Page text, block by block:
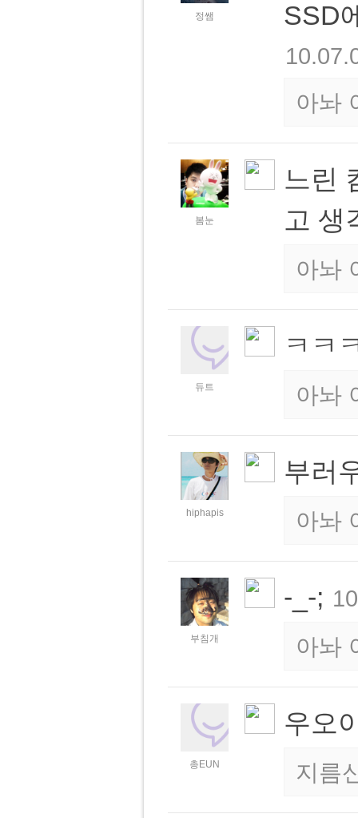
정쌤
SSD
아놔
봄눈
느린
고 생
아놔
듀트
ㅋㅋ
아놔
hiphapis
부러
아놔
부침개
-_-;
아놔
총EUN
우오
지름